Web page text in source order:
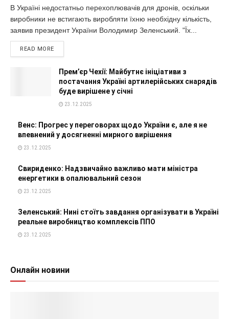
В Україні недостатньо перехоплювачів для дронів, оскільки
виробники не встигають виробляти їхню необхідну кількість,
заявив президент України Володимир Зеленський. "Їх...
READ MORE
Прем’єр Чехії: Майбутнє ініціативи з
постачання Україні артилерійських снарядів
буде вирішене у січні
23.12.2025
Венс: Прогрес у переговорах щодо України є, але я не
впевнений у досягненні мирного вирішення
23.12.2025
Свириденко: Надзвичайно важливо мати міністра
енергетики в опалювальний сезон
23.12.2025
Зеленський: Нині стоїть завдання організувати в Україні
реальне виробництво комплексів ППО
23.12.2025
Онлайн новини